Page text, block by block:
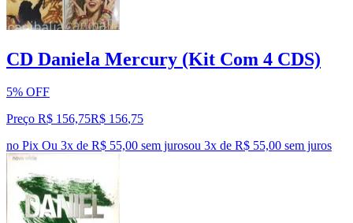
CD Daniela Mercury (Kit Com 4 CDS)
5% OFF
Preço R$ 156,75R$ 156,75
no Pix Ou 3x de R$ 55,00 sem jurosou 3x de R$ 55,00 sem juros